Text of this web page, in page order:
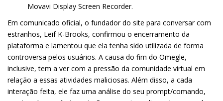
Movavi Display Screen Recorder.
Em comunicado oficial, o fundador do site para conversar com
estranhos, Leif K-Brooks, confirmou o encerramento da
plataforma e lamentou que ela tenha sido utilizada de forma
controversa pelos usuários. A causa do fim do Omegle,
inclusive, tem a ver com a pressão da comunidade virtual em
relação a essas atividades maliciosas. Além disso, a cada
interação feita, ele faz uma análise do seu prompt/comando,